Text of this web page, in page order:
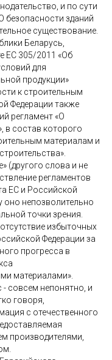
и по сути
зданий
существование.
Беларусь,
ЕС 305/2011 «Об
для
продукции»
к строительным
Федерации также
регламент «О
в состав которого
материалам и
(другого слова и не
регламентов
ЕС и Российской
оно непозволительно
точки зрения.
избыточных
Федерации за
прогресса в
материалами».
- совсем непонятно, и
говоря,
с отечественного
производителями,